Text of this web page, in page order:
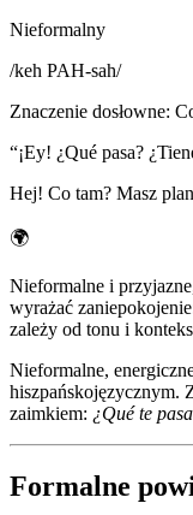
Nieformalny
/keh PAH-sah/
Znaczenie dosłowne:
“¡Ey! ¿Qué pasa?
Hej! Co tam? Masz
🌍
Nieformalne i
wyrażać
zależy od tonu i
Nieformalne,
hiszpańskojęzycznym.
zaimkiem: ¿Qué te
Formalne